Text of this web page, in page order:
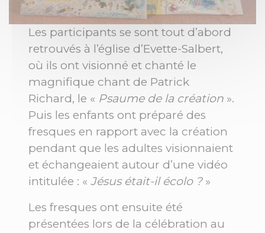
Les participants se sont tout d’abord
retrouvés à l’église d’Evette-Salbert,
où ils ont visionné et chanté le
magnifique chant de Patrick
Richard, le « Psaume de la création ».
Puis les enfants ont préparé des
fresques en rapport avec la création
pendant que les adultes visionnaient
et échangeaient autour d’une vidéo
intitulée : «Jésus était-il écolo ?»
Les fresques ont ensuite été
présentées lors de la célébration au